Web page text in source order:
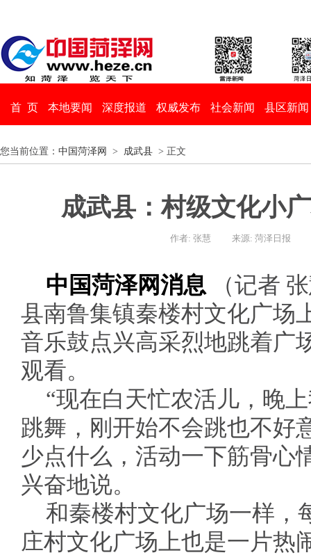
首 页 本地要闻 深度报道 权威发布 社会新闻 县区新闻
您当前位置： 中国菏泽网 > 成武县 > 正文
成武县：村级文化小
作者: 张慧 来源: 菏泽日报
中国菏泽网消息 （记者
县南鲁集镇秦楼村文化广场
音乐鼓点兴高采烈地跳着广
观看。
“现在白天忙农活儿，晚
跳舞，刚开始不会跳也不好
少点什么，活动一下筋骨心
兴奋地说。
和秦楼村文化广场一样，
庄村文化广场上也是一片热